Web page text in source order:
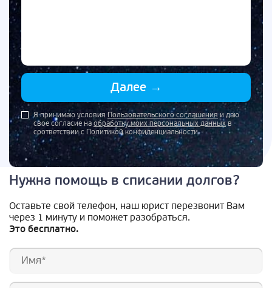
Далее →
Я принимаю условия Пользовательского соглашенияи даю
свое согласие на обработку моих персональных данныхв
соответствии с Политикой конфиденциальности
Нужна помощь в списании долгов?
Оставьте свой телефон, наш юрист перезвонит Вам
через 1 минуту и поможет разобраться.
Это бесплатно.